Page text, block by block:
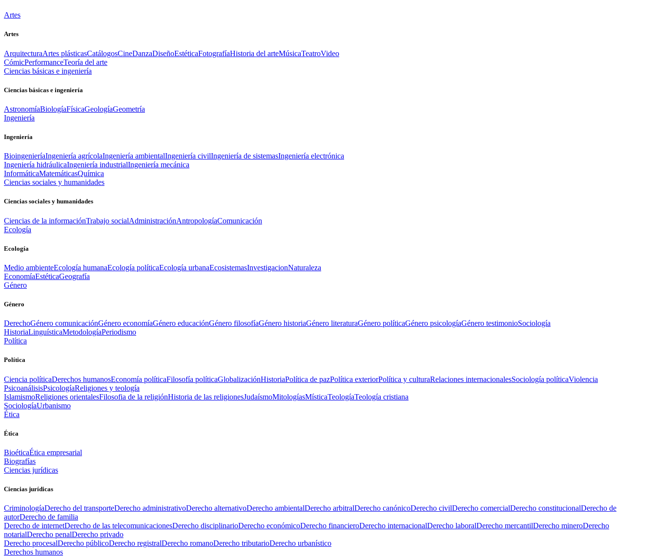
Artes
Artes
ArquitecturaArtes plásticasCatálogosCineDanzaDiseñoEstéticaFotografíaHistoria del arteMúsicaTeatroVideo
CómicPerformanceTeoría del arte
Ciencias básicas e ingeniería
Ciencias básicas e ingeniería
AstronomíaBiologíaFísicaGeologíaGeometría
Ingeniería
Ingeniería
BioingenieríaIngeniería agrícolaIngeniería ambientalIngeniería civilIngeniería de sistemasIngeniería electrónica
Ingeniería hidráulicaIngeniería industrialIngeniería mecánica
InformáticaMatemáticasQuímica
Ciencias sociales y humanidades
Ciencias sociales y humanidades
Ciencias de la informaciónTrabajo socialAdministraciónAntropologíaComunicación
Ecología
Ecología
Medio ambienteEcología humanaEcología políticaEcología urbanaEcosistemasInvestigacionNaturaleza
EconomíaEstéticaGeografía
Género
Género
DerechoGénero comunicaciónGénero economíaGénero educaciónGénero filosofíaGénero historiaGénero literaturaGénero políticaGénero psicologíaGénero testimonioSociología
HistoriaLinguísticaMetodologíaPeriodismo
Política
Política
Ciencia políticaDerechos humanosEconomía políticaFilosofía políticaGlobalizaciónHistoriaPolítica de pazPolítica exteriorPolítica y culturaRelaciones internacionalesSociología políticaViolencia
PsicoanálisisPsicologíaReligiones y teología
IslamismoReligiones orientalesFilosofia de la religiónHistoria de las religionesJudaísmoMitologíasMísticaTeologíaTeología cristiana
SociologíaUrbanismo
Ética
Ética
BioéticaÉtica empresarial
Biografías
Ciencias jurídicas
Ciencias jurídicas
CriminologíaDerecho del transporteDerecho administrativoDerecho alternativoDerecho ambientalDerecho arbitralDerecho canónicoDerecho civilDerecho comercialDerecho constitucionalDerecho de
autorDerecho de familia
Derecho de internetDerecho de las telecomunicacionesDerecho disciplinarioDerecho económicoDerecho financieroDerecho internacionalDerecho laboralDerecho mercantilDerecho mineroDerecho
notarialDerecho penalDerecho privado
Derecho procesalDerecho públicoDerecho registralDerecho romanoDerecho tributarioDerecho urbanístico
Derechos humanos